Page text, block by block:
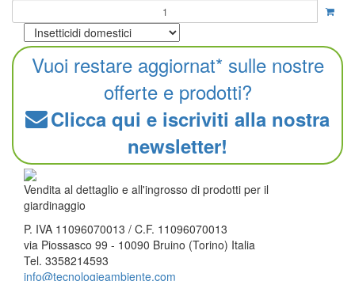
Vuoi restare aggiornat* sulle nostre
offerte e prodotti?
Clicca qui e iscriviti alla nostra
newsletter!
Vendita al dettaglio e all'ingrosso di prodotti per il
giardinaggio
P. IVA 11096070013 / C.F. 11096070013
via Piossasco 99 - 10090 Bruino (Torino) Italia
Tel. 3358214593
info@tecnologieambiente.com